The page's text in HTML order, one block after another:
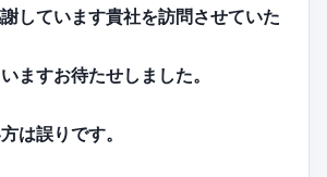
しています貴社を訪問させていた
ますお待たせしました。
は誤りです。